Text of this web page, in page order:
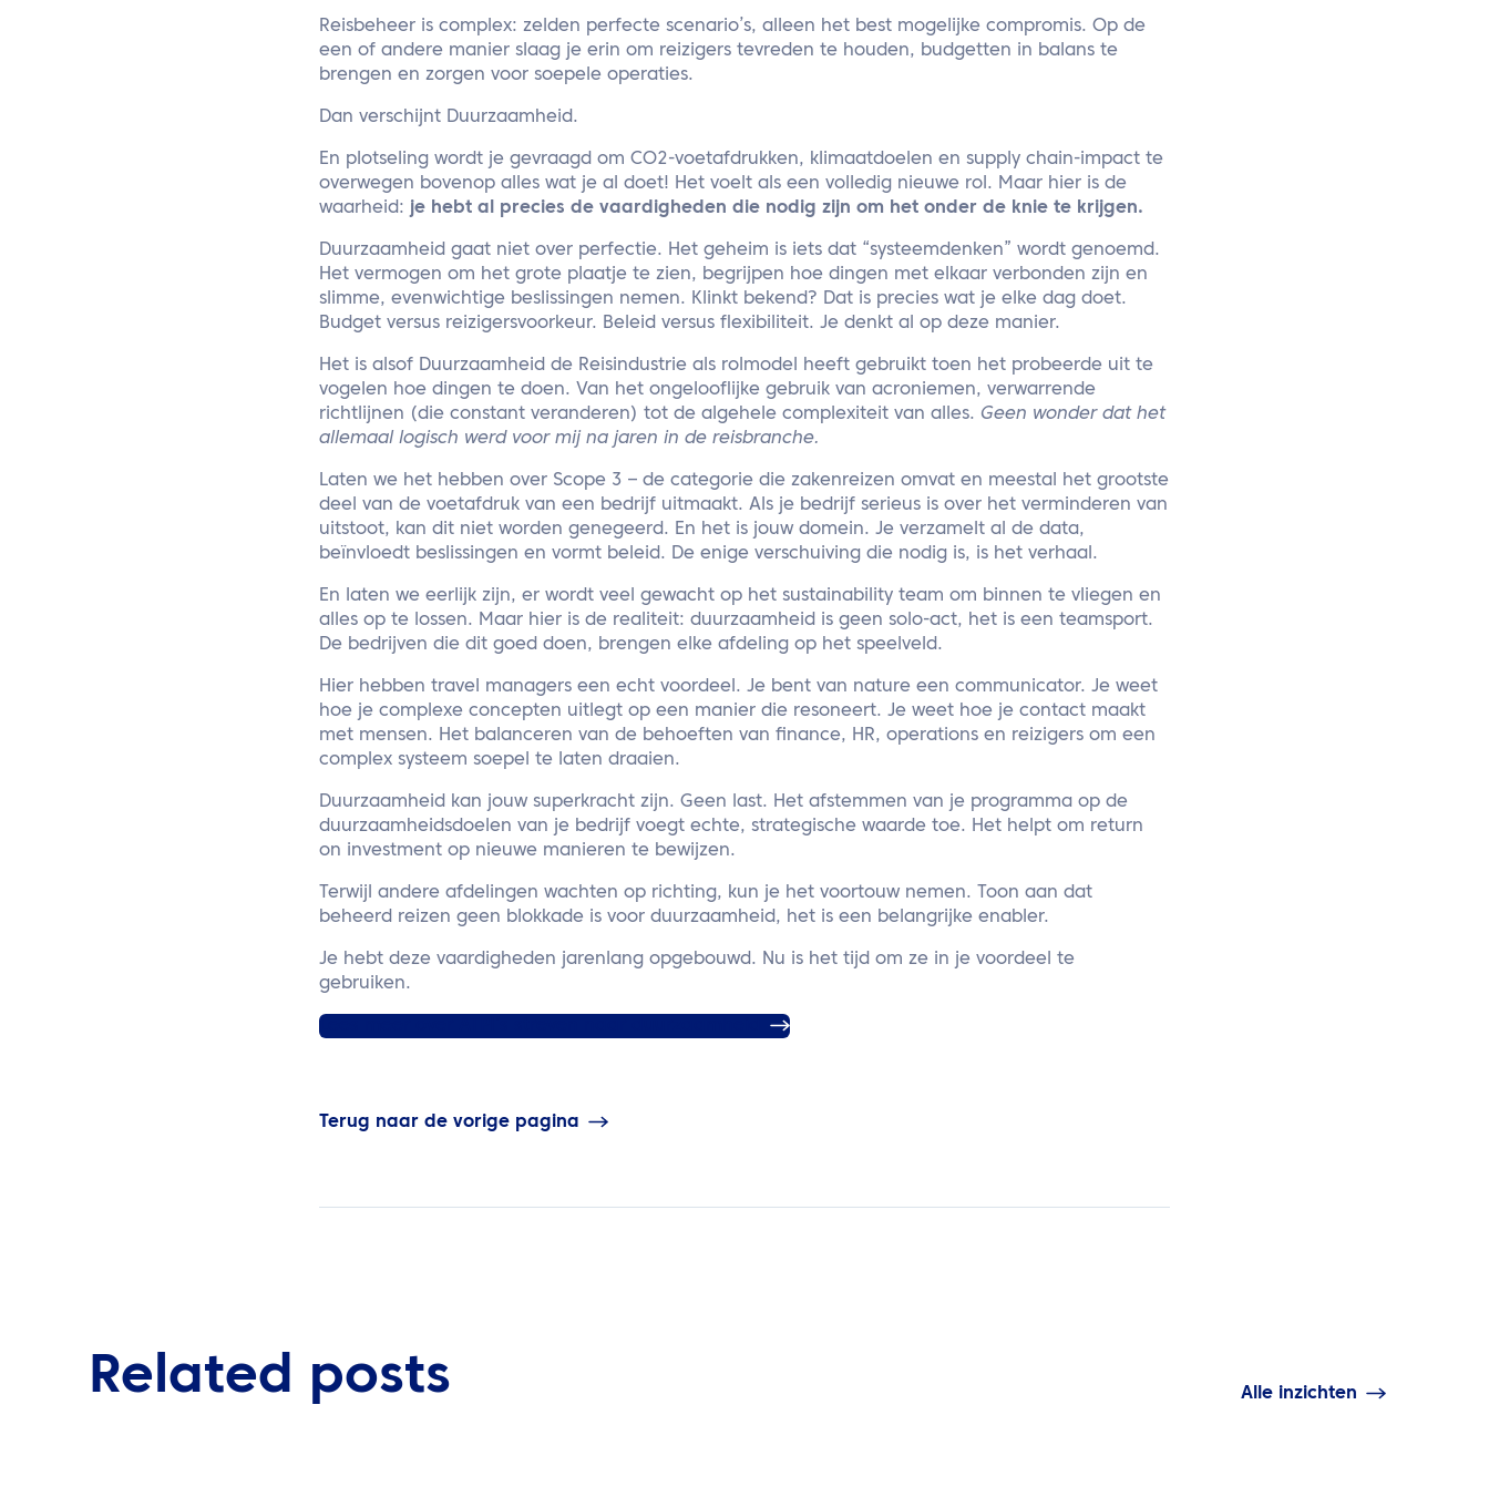
Reisbeheer is complex: zelden perfecte scenario’s, alleen het best mogelijke compromis. Op de
een of andere manier slaag je erin om reizigers tevreden te houden, budgetten in balans te
brengen en zorgen voor soepele operaties.
Dan verschijnt Duurzaamheid.
En plotseling wordt je gevraagd om CO2-voetafdrukken, klimaatdoelen en supply chain-impact te
overwegen bovenop alles wat je al doet! Het voelt als een volledig nieuwe rol. Maar hier is de
waarheid: je hebt al precies de vaardigheden die nodig zijn om het onder de knie te krijgen.
Duurzaamheid gaat niet over perfectie. Het geheim is iets dat “systeemdenken” wordt genoemd.
Het vermogen om het grote plaatje te zien, begrijpen hoe dingen met elkaar verbonden zijn en
slimme, evenwichtige beslissingen nemen. Klinkt bekend? Dat is precies wat je elke dag doet.
Budget versus reizigersvoorkeur. Beleid versus flexibiliteit. Je denkt al op deze manier.
Het is alsof Duurzaamheid de Reisindustrie als rolmodel heeft gebruikt toen het probeerde uit te
vogelen hoe dingen te doen. Van het ongelooflijke gebruik van acroniemen, verwarrende
richtlijnen (die constant veranderen) tot de algehele complexiteit van alles. Geen wonder dat het
allemaal logisch werd voor mij na jaren in de reisbranche.
Laten we het hebben over Scope 3 – de categorie die zakenreizen omvat en meestal het grootste
deel van de voetafdruk van een bedrijf uitmaakt. Als je bedrijf serieus is over het verminderen van
uitstoot, kan dit niet worden genegeerd. En het is jouw domein. Je verzamelt al de data,
beïnvloedt beslissingen en vormt beleid. De enige verschuiving die nodig is, is het verhaal.
En laten we eerlijk zijn, er wordt veel gewacht op het sustainability team om binnen te vliegen en
alles op te lossen. Maar hier is de realiteit: duurzaamheid is geen solo-act, het is een teamsport.
De bedrijven die dit goed doen, brengen elke afdeling op het speelveld.
Hier hebben travel managers een echt voordeel. Je bent van nature een communicator. Je weet
hoe je complexe concepten uitlegt op een manier die resoneert. Je weet hoe je contact maakt
met mensen. Het balanceren van de behoeften van finance, HR, operations en reizigers om een
complex systeem soepel te laten draaien.
Duurzaamheid kan jouw superkracht zijn. Geen last. Het afstemmen van je programma op de
duurzaamheidsdoelen van je bedrijf voegt echte, strategische waarde toe. Het helpt om return
on investment op nieuwe manieren te bewijzen.
Terwijl andere afdelingen wachten op richting, kun je het voortouw nemen. Toon aan dat
beheerd reizen geen blokkade is voor duurzaamheid, het is een belangrijke enabler.
Je hebt deze vaardigheden jarenlang opgebouwd. Nu is het tijd om ze in je voordeel te
gebruiken.
Terug naar de vorige pagina
Related posts Alle inzichten